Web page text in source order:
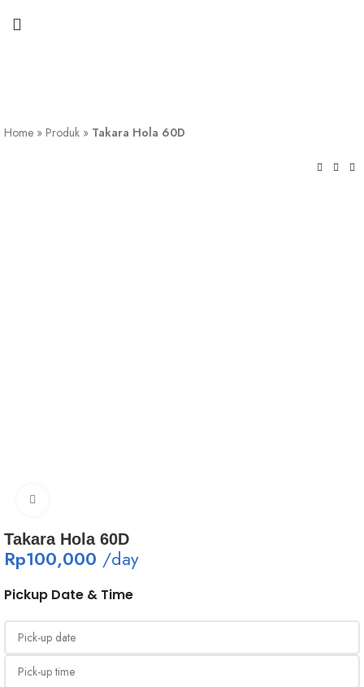
Home » Produk » Takara Hola 60D
Takara Hola 60D
Rp100,000 /day
Pickup Date & Time